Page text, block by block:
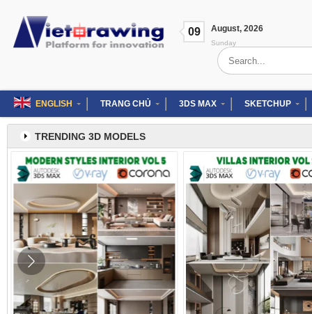
content
09 August, 2026
Sunday
Search
for:
ENGLISH TRANG CHỦ 3DS MAX SKETCHUP
TRENDING 3D MODELS